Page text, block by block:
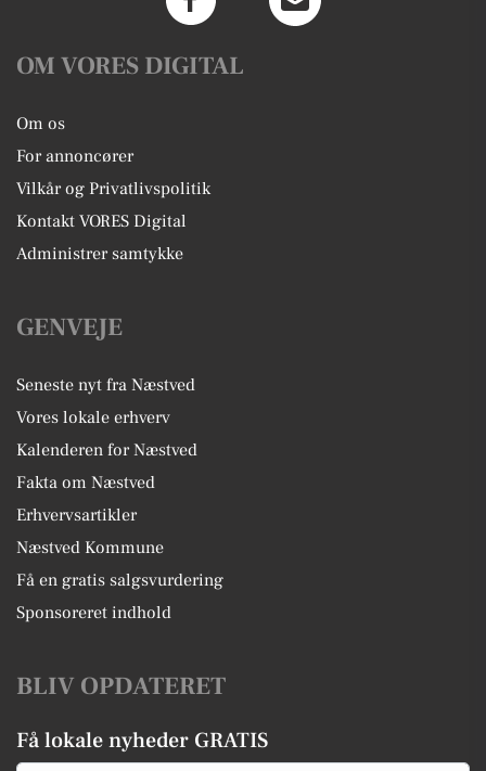
OM VORES DIGITAL
Om os
For annoncører
Vilkår og Privatlivspolitik
Kontakt VORES Digital
Administrer samtykke
GENVEJE
Seneste nyt fra Næstved
Vores lokale erhverv
Kalenderen for Næstved
Fakta om Næstved
Erhvervsartikler
Næstved Kommune
Få en gratis salgsvurdering
Sponsoreret indhold
BLIV OPDATERET
Få lokale nyheder GRATIS